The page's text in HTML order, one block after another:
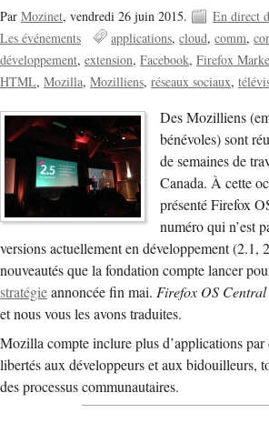
Par Mozinet, vendredi 26 juin 2015. En direct
Les événements
applications cloud comm
développement extension Facebook Firefox
HTML Mozilla Mozilliens réseaux sociaux
Des Mozilliens
bénévoles) sont
de semaines de
Canada. À cette
présenté Firefox
numéro qui n’est
versions actuellement en développement (2.1,
nouveautés que la fondation compte lancer
stratégieannoncée fin mai. Firefox OS Central
et nous vous les avons traduites.
Mozilla compte inclure plus d’applications
libertés aux développeurs et aux bidouilleurs,
des processus communautaires.